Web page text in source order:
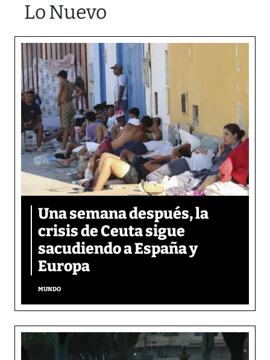
Lo Nuevo
Una semana después, la
crisis de Ceuta sigue
sacudiendo a España y
Europa
MUNDO